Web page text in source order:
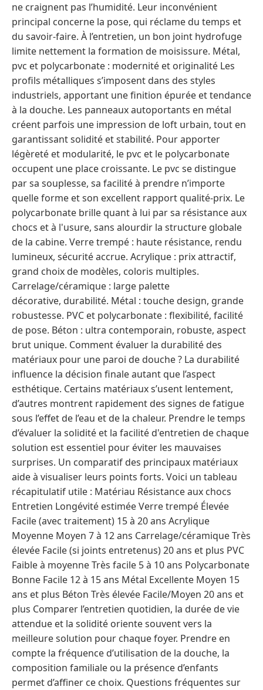
ne craignent pas l’humidité. Leur inconvénient
principal concerne la pose, qui réclame du temps et
du savoir-faire. À l’entretien, un bon joint hydrofuge
limite nettement la formation de moisissure. Métal,
pvc et polycarbonate : modernité et originalité Les
profils métalliques s’imposent dans des styles
industriels, apportant une finition épurée et tendance
à la douche. Les panneaux autoportants en métal
créent parfois une impression de loft urbain, tout en
garantissant solidité et stabilité. Pour apporter
légèreté et modularité, le pvc et le polycarbonate
occupent une place croissante. Le pvc se distingue
par sa souplesse, sa facilité à prendre n’importe
quelle forme et son excellent rapport qualité-prix. Le
polycarbonate brille quant à lui par sa résistance aux
chocs et à l'usure, sans alourdir la structure globale
de la cabine. Verre trempé : haute résistance, rendu
lumineux, sécurité accrue. Acrylique : prix attractif,
grand choix de modèles, coloris multiples.
Carrelage/céramique : large palette
décorative, durabilité. Métal : touche design, grande
robustesse. PVC et polycarbonate : flexibilité, facilité
de pose. Béton : ultra contemporain, robuste, aspect
brut unique. Comment évaluer la durabilité des
matériaux pour une paroi de douche ? La durabilité
influence la décision finale autant que l’aspect
esthétique. Certains matériaux s’usent lentement,
d’autres montrent rapidement des signes de fatigue
sous l’effet de l’eau et de la chaleur. Prendre le temps
d’évaluer la solidité et la facilité d'entretien de chaque
solution est essentiel pour éviter les mauvaises
surprises. Un comparatif des principaux matériaux
aide à visualiser leurs points forts. Voici un tableau
récapitulatif utile : Matériau Résistance aux chocs
Entretien Longévité estimée Verre trempé Élevée
Facile (avec traitement) 15 à 20 ans Acrylique
Moyenne Moyen 7 à 12 ans Carrelage/céramique Très
élevée Facile (si joints entretenus) 20 ans et plus PVC
Faible à moyenne Très facile 5 à 10 ans Polycarbonate
Bonne Facile 12 à 15 ans Métal Excellente Moyen 15
ans et plus Béton Très élevée Facile/Moyen 20 ans et
plus Comparer l’entretien quotidien, la durée de vie
attendue et la solidité oriente souvent vers la
meilleure solution pour chaque foyer. Prendre en
compte la fréquence d’utilisation de la douche, la
composition familiale ou la présence d’enfants
permet d’affiner ce choix. Questions fréquentes sur